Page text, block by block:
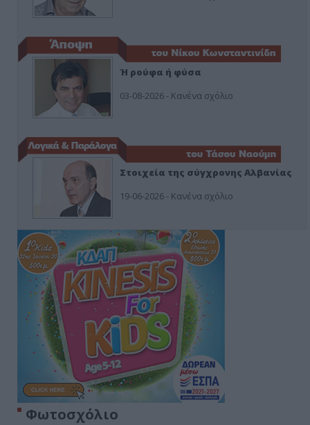
Ή ρούφα ή φύσα
03-08-2026 - Κανένα σχόλιο
Στοιχεία της σύγχρονης Αλβανίας
19-06-2026 - Κανένα σχόλιο
Φωτοσχόλιο